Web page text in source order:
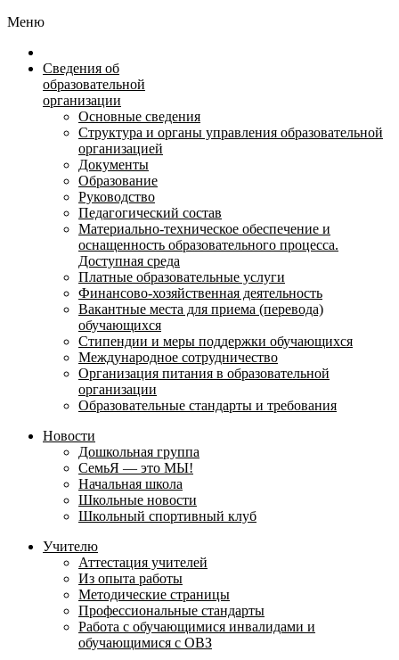
Меню
Сведения об
образовательной
организации
Основные сведения
Структура и органы управления образовательной
организацией
Документы
Образование
Руководство
Педагогический состав
Материально-техническое обеспечение и
оснащенность образовательного процесса.
Доступная среда
Платные образовательные услуги
Финансово-хозяйственная деятельность
Вакантные места для приема (перевода)
обучающихся
Стипендии и меры поддержки обучающихся
Международное сотрудничество
Организация питания в образовательной
организации
Образовательные стандарты и требования
Новости
Дошкольная группа
СемьЯ — это МЫ!
Начальная школа
Школьные новости
Школьный спортивный клуб
Учителю
Аттестация учителей
Из опыта работы
Методические страницы
Профессиональные стандарты
Работа с обучающимися инвалидами и
обучающимися с ОВЗ